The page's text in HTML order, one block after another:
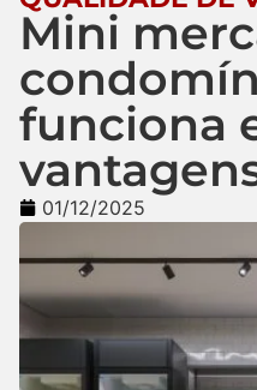
Mini
funciona
01/12/2025